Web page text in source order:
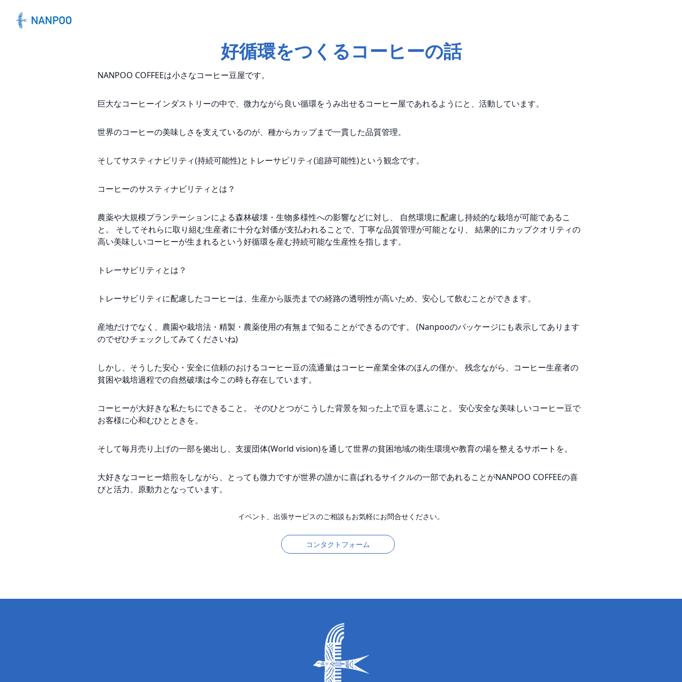
好循環をつくるコーヒーの話
NANPOO COFFEEは小さなコーヒー豆屋です。
巨大なコーヒーインダストリーの中で、微力ながら良い循環をうみ出せるコーヒー屋であれるようにと、活動しています。
世界のコーヒーの美味しさを支えているのが、種からカップまで一貫した品質管理。
そしてサスティナビリティ(持続可能性)とトレーサビリティ(追跡可能性)という観念です。
コーヒーのサスティナビリティとは？
農薬や大規模プランテーションによる森林破壊・生物多様性への影響などに対し、 自然環境に配慮し持続的な栽培が可能であるこ
と。 そしてそれらに取り組む生産者に十分な対価が支払われることで、丁寧な品質管理が可能となり、 結果的にカップクオリティの
高い美味しいコーヒーが生まれるという好循環を産む持続可能な生産性を指します。
トレーサビリティとは？
トレーサビリティに配慮したコーヒーは、生産から販売までの経路の透明性が高いため、安心して飲むことができます。
産地だけでなく、農園や栽培法・精製・農薬使用の有無まで知ることができるのです。 (Nanpooのパッケージにも表示してあります
のでぜひチェックしてみてくださいね)
しかし、そうした安心・安全に信頼のおけるコーヒー豆の流通量はコーヒー産業全体のほんの僅か。 残念ながら、コーヒー生産者の
貧困や栽培過程での自然破壊は今この時も存在しています。
コーヒーが大好きな私たちにできること。 そのひとつがこうした背景を知った上で豆を選ぶこと。 安心安全な美味しいコーヒー豆で
お客様に心和むひとときを。
そして毎月売り上げの一部を拠出し、支援団体(World vision)を通して世界の貧困地域の衛生環境や教育の場を整えるサポートを。
大好きなコーヒー焙煎をしながら、とっても微力ですが世界の誰かに喜ばれるサイクルの一部であれることがNANPOO COFFEEの喜
びと活力、原動力となっています。
イベント、出張サービスのご相談もお気軽にお問合せください。
コンタクトフォーム